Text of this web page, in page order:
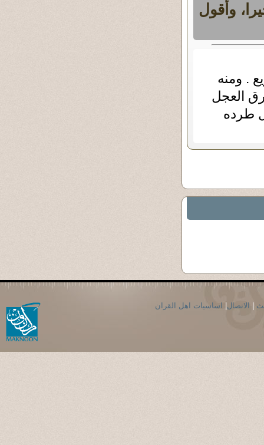
وأقول
. ومنه
العجل
طرده
الاتصال اساسيات اهل القران